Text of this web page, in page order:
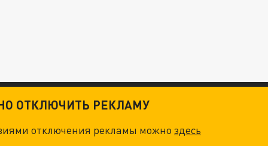
ОТКЛЮЧИТЬ РЕКЛАМУ
отключения рекламы можноздесь